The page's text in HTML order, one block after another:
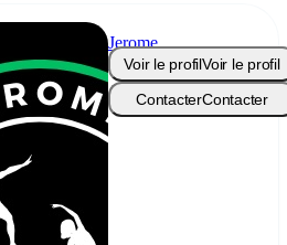
Jerome
MyFitPartner
Voir le profilVoir le profil
ContacterContacter